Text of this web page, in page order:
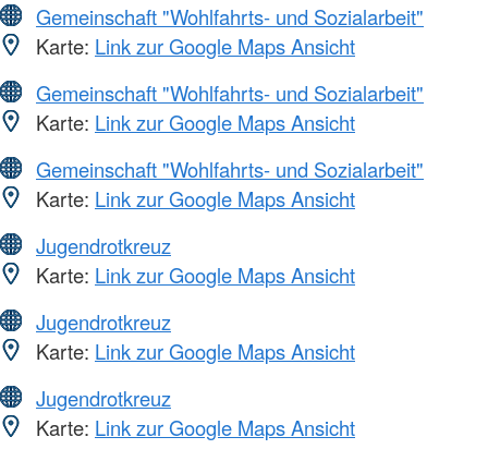
Gemeinschaft "Wohlfahrts- und Sozialarbeit"
Karte: Link zur Google Maps Ansicht
Gemeinschaft "Wohlfahrts- und Sozialarbeit"
Karte: Link zur Google Maps Ansicht
Gemeinschaft "Wohlfahrts- und Sozialarbeit"
Karte: Link zur Google Maps Ansicht
Jugendrotkreuz
Karte: Link zur Google Maps Ansicht
Jugendrotkreuz
Karte: Link zur Google Maps Ansicht
Jugendrotkreuz
Karte: Link zur Google Maps Ansicht